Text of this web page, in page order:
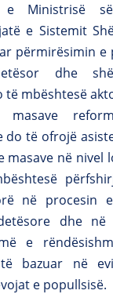
Ministrisë së
e Sistemit
përmirësimin e
dhe
të mbështesë
masave
do të ofrojë
masave në nivel
në procesin
dhe në
e
bazuar në
e popullsisë.